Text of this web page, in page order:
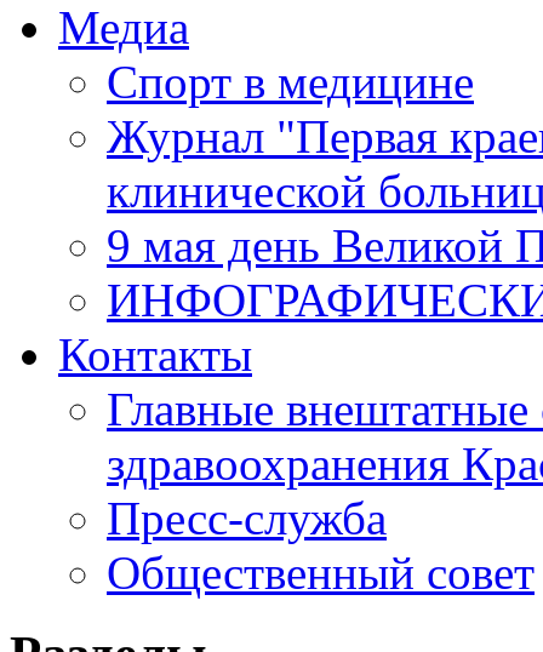
Медиа
Спорт в медицине
Журнал "Первая
клинической
9 мая день Великой
Контакты
Главные внештатные
здравоохранения
Пресс-служба
Общественный совет